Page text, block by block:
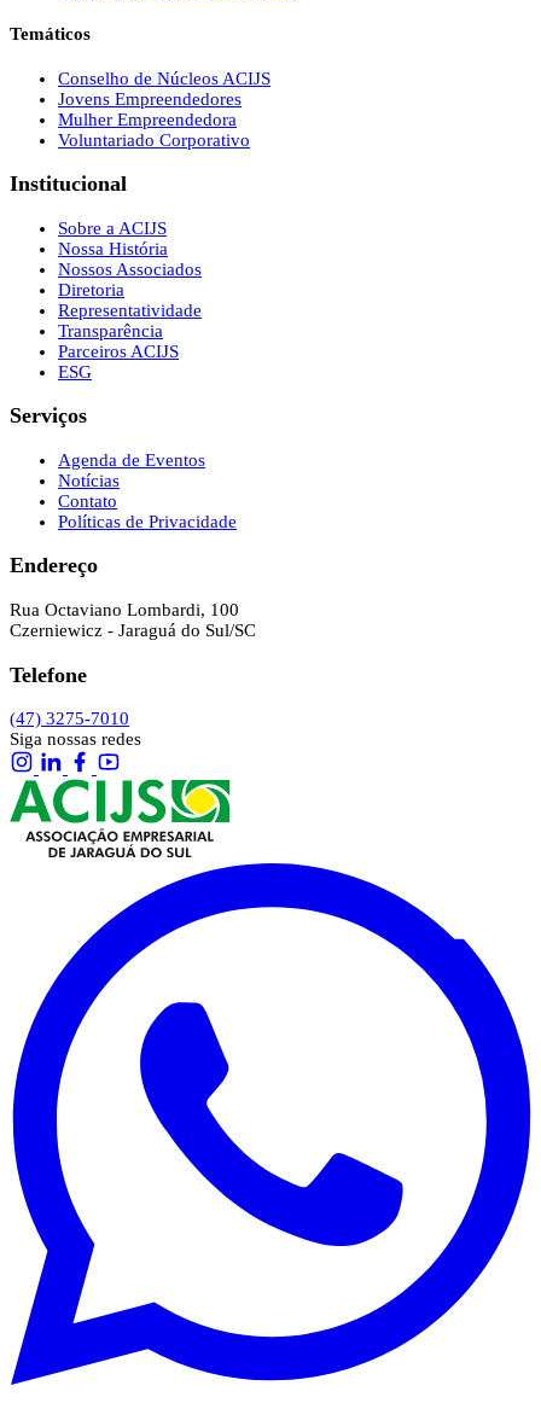
Temáticos
Conselho de Núcleos ACIJS
Jovens Empreendedores
Mulher Empreendedora
Voluntariado Corporativo
Institucional
Sobre a ACIJS
Nossa História
Nossos Associados
Diretoria
Representatividade
Transparência
Parceiros ACIJS
ESG
Serviços
Agenda de Eventos
Notícias
Contato
Políticas de Privacidade
Endereço
Rua Octaviano Lombardi, 100
Czerniewicz - Jaraguá do Sul/SC
Telefone
(47) 3275-7010
Siga nossas redes